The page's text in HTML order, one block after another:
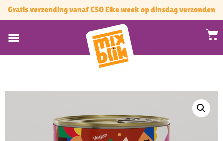
Gratis verzending vanaf €50 Elke week op dinsdag verzonden